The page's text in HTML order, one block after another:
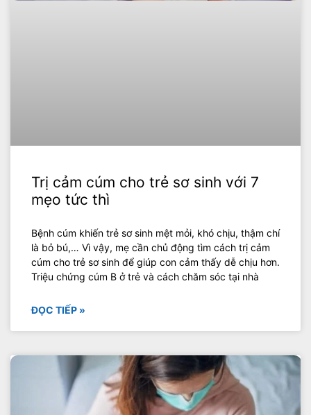
Trị cảm cúm cho trẻ sơ sinh với 7
mẹo tức thì
Bệnh cúm khiến trẻ sơ sinh mệt mỏi, khó chịu, thậm chí
là bỏ bú,… Vì vậy, mẹ cần chủ động tìm cách trị cảm
cúm cho trẻ sơ sinh để giúp con cảm thấy dễ chịu hơn.
Triệu chứng cúm B ở trẻ và cách chăm sóc tại nhà
ĐỌC TIẾP »